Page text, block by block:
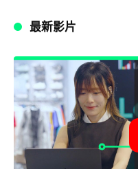
最新影片